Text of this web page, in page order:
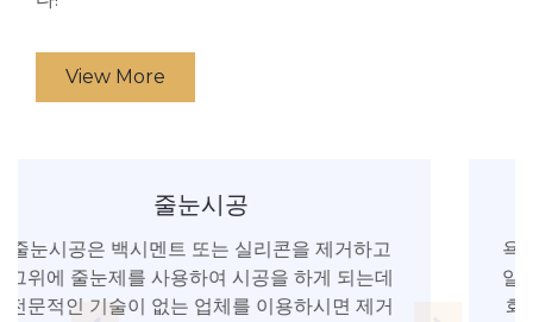
View More
줄눈코팅제
욕실, 화장실, 거실, 주방, 베란다, 등등 타일과 타
일 사이의 줄눈을 백색시멘트로 메운 줄눈, 노후
화로 백시멘트가 부서지고 곰파이가 끼는 현상